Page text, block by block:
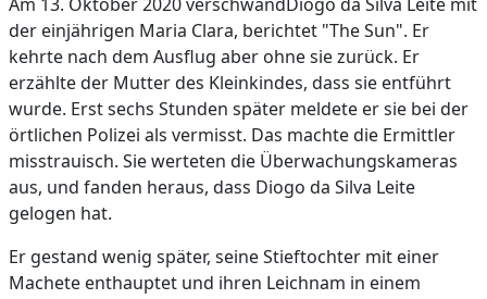
der einjährigen Maria Clara, berichtet "The Sun". Er
kehrte nach dem Ausflug aber ohne sie zurück. Er
erzählte der Mutter des Kleinkindes, dass sie entführt
wurde. Erst sechs Stunden später meldete er sie bei der
örtlichen Polizei als vermisst. Das machte die Ermittler
misstrauisch. Sie werteten die Überwachungskameras
aus, und fanden heraus, dass Diogo da Silva Leite
gelogen hat.
Er gestand wenig später, seine Stieftochter mit einer
Machete enthauptet und ihren Leichnam in einem